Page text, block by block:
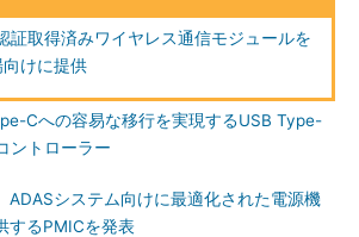
証取得済みワイヤレス通信モジュールを
向けに提供
Cへの容易な移行を実現するUSB Type-
ントローラー
ADASシステム向けに最適化された電源機
するPMICを発表